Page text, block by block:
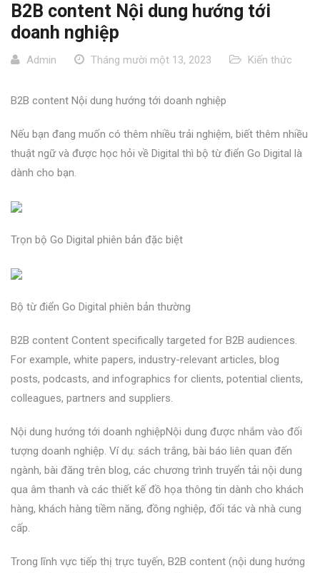
B2B content Nội dung hướng tới
doanh nghiệp
Admin Tháng mười một 13, 2023 Kiến thức
B2B content Nội dung hướng tới doanh nghiệp
Nếu bạn đang muốn có thêm nhiều trải nghiệm, biết thêm nhiều
thuật ngữ và được học hỏi về Digital thì bộ từ điển Go Digital là
dành cho bạn.
Trọn bộ Go Digital phiên bản đặc biệt
Bộ từ điển Go Digital phiên bản thường
B2B content Content specifically targeted for B2B audiences.
For example, white papers, industry-relevant articles, blog
posts, podcasts, and infographics for clients, potential clients,
colleagues, partners and suppliers.
Nội dung hướng tới doanh nghiệpNội dung được nhắm vào đối
tượng doanh nghiệp. Ví dụ: sách trắng, bài báo liên quan đến
ngành, bài đăng trên blog, các chương trình truyển tải nội dung
qua âm thanh và các thiết kế đồ họa thông tin dành cho khách
hàng, khách hàng tiềm năng, đồng nghiệp, đối tác và nhà cung
cấp.
Trong lĩnh vực tiếp thị trực tuyến, B2B content (nội dung hướng